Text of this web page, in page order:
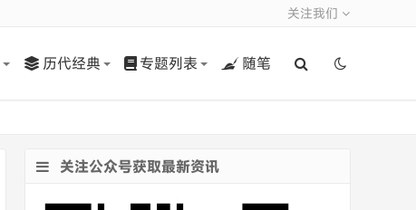
关注我们
历代经典 专题列表 随笔
关注公众号获取最新资讯